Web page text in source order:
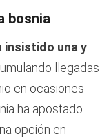
bosnia
insistido una y
llegadas
en ocasiones
ha apostado
opción en